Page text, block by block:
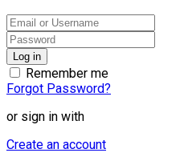
Remember me
Forgot Password?
or sign in with
Create an account